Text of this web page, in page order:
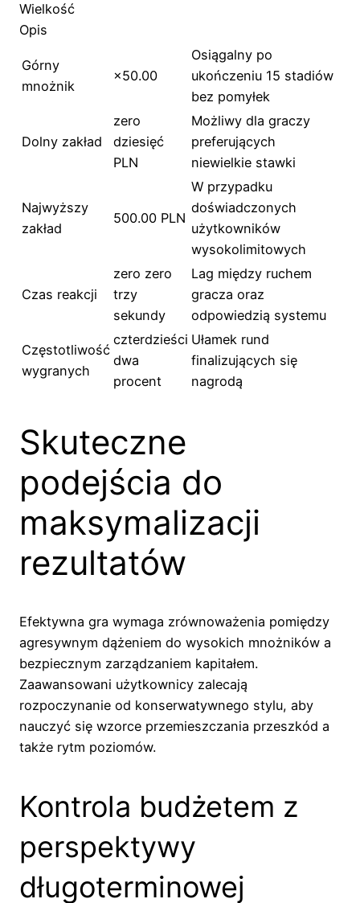
Wielkość
Opis
Górny
mnożnik
×50.00
Osiągalny po
ukończeniu 15 stadiów
bez pomyłek
Dolny zakład
zero
dziesięć
PLN
Możliwy dla graczy
preferujących
niewielkie stawki
Najwyższy
zakład
500.00 PLN
W przypadku
doświadczonych
użytkowników
wysokolimitowych
Czas reakcji
zero zero
trzy
sekundy
Lag między ruchem
gracza oraz
odpowiedzią systemu
Częstotliwość
wygranych
czterdzieści
dwa
procent
Ułamek rund
finalizujących się
nagrodą
Skuteczne
podejścia do
maksymalizacji
rezultatów
Efektywna gra wymaga zrównoważenia pomiędzy
agresywnym dążeniem do wysokich mnożników a
bezpiecznym zarządzaniem kapitałem.
Zaawansowani użytkownicy zalecają
rozpoczynanie od konserwatywnego stylu, aby
nauczyć się wzorce przemieszczania przeszkód a
także rytm poziomów.
Kontrola budżetem z
perspektywy
długoterminowej